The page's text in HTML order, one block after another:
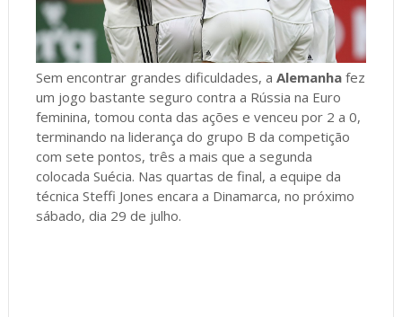
Sem encontrar grandes dificuldades, a Alemanha fez
um jogo bastante seguro contra a Rússia na Euro
feminina, tomou conta das ações e venceu por 2 a 0,
terminando na liderança do grupo B da competição
com sete pontos, três a mais que a segunda
colocada Suécia. Nas quartas de final, a equipe da
técnica Steffi Jones encara a Dinamarca, no próximo
sábado, dia 29 de julho.